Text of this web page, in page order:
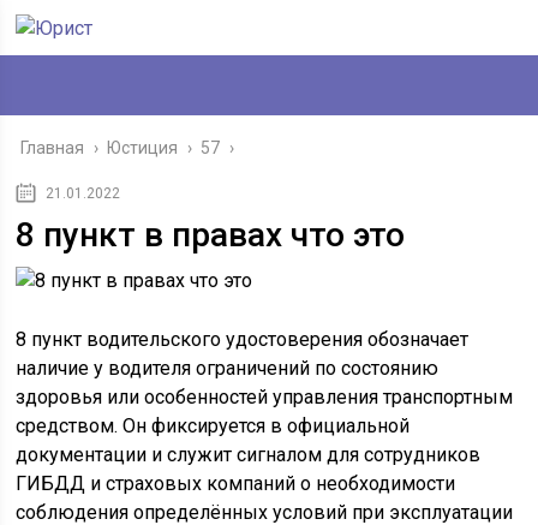
Главная › Юстиция › 57 ›
21.01.2022
8 пункт в правах что это
8 пункт водительского удостоверения обозначает
наличие у водителя ограничений по состоянию
здоровья или особенностей управления транспортным
средством. Он фиксируется в официальной
документации и служит сигналом для сотрудников
ГИБДД и страховых компаний о необходимости
соблюдения определённых условий при эксплуатации